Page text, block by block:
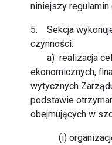
niniejszy regulamin
5. Sekcja
czynności:
a) realizacja
ekonomicznych,
wytycznych
podstawie
obejmujących w
(i) organizację